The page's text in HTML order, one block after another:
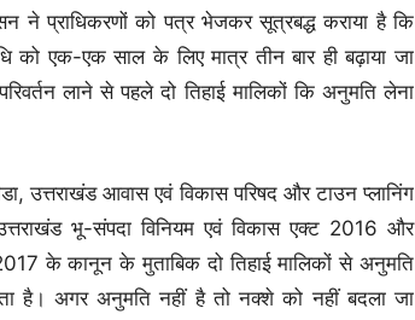
ने प्राधिकरणों को पत्र भेजकर सूत्रबद्ध कराया है कि
को एक-एक साल के लिए मात्र तीन बार ही बढ़ाया जा
लाने से पहले दो तिहाई मालिकों कि अनुमति लेना
उत्तराखंड आवास एवं विकास परिषद और टाउन प्लानिंग
उत्तराखंड भू-संपदा विनियम एवं विकास एक्ट 2016 और
के कानून के मुताबिक दो तिहाई मालिकों से अनुमति
है। अगर अनुमति नहीं है तो नक्शे को नहीं बदला जा